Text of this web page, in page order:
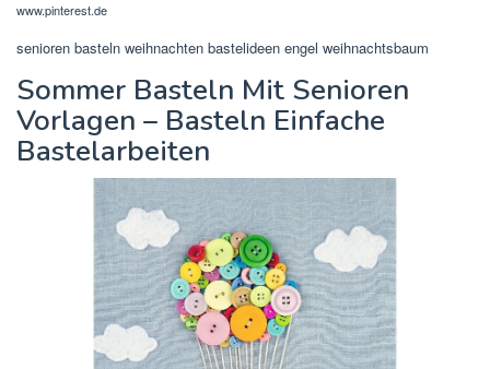
www.pinterest.de
senioren basteln weihnachten bastelideen engel weihnachtsbaum
Sommer Basteln Mit Senioren
Vorlagen – Basteln Einfache
Bastelarbeiten